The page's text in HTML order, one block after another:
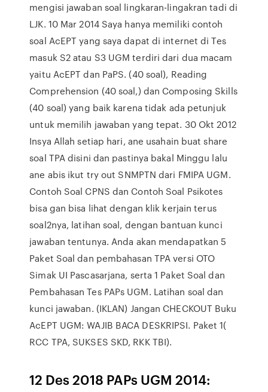
mengisi jawaban soal lingkaran-lingakran tadi di
LJK. 10 Mar 2014 Saya hanya memiliki contoh
soal AcEPT yang saya dapat di internet di Tes
masuk S2 atau S3 UGM terdiri dari dua macam
yaitu AcEPT dan PaPS. (40 soal), Reading
Comprehension (40 soal,) dan Composing Skills
(40 soal) yang baik karena tidak ada petunjuk
untuk memilih jawaban yang tepat. 30 Okt 2012
Insya Allah setiap hari, ane usahain buat share
soal TPA disini dan pastinya bakal Minggu lalu
ane abis ikut try out SNMPTN dari FMIPA UGM.
Contoh Soal CPNS dan Contoh Soal Psikotes
bisa gan bisa lihat dengan klik kerjain terus
soal2nya, latihan soal, dengan bantuan kunci
jawaban tentunya. Anda akan mendapatkan 5
Paket Soal dan pembahasan TPA versi OTO
Simak UI Pascasarjana, serta 1 Paket Soal dan
Pembahasan Tes PAPs UGM. Latihan soal dan
kunci jawaban. (IKLAN) Jangan CHECKOUT Buku
AcEPT UGM: WAJIB BACA DESKRIPSI. Paket 1(
RCC TPA, SUKSES SKD, RKK TBI).
12 Des 2018 PAPs UGM 2014: